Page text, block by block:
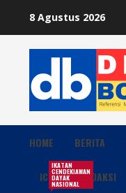
content
8 Agustus 2026
HOME BERITA
ICDN
IKATAN
CENDEKIAWAN
DAYAK
NASIONALREDAKSI